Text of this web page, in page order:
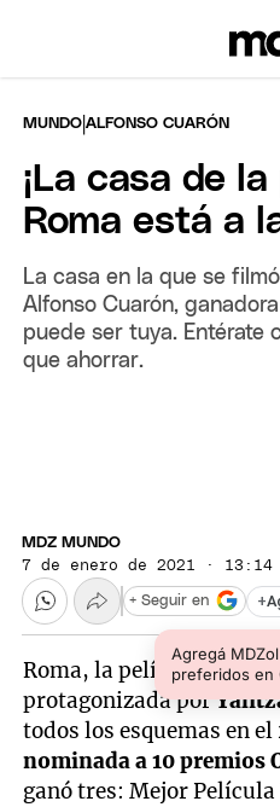
MUNDO |ALFONSO CUARÓN
¡La casa de
Roma está a
La casa en la que se
Alfonso Cuarón,
puede ser tuya. Entérate
que ahorrar.
MDZ MUNDO
7 de enero de 2021 · 13:14
+
Agregá
preferidos en
+ Seguir en
Roma, la película
protagonizada por
todos los esquemas en el
nominada a 10 premios
ganó tres: Mejor